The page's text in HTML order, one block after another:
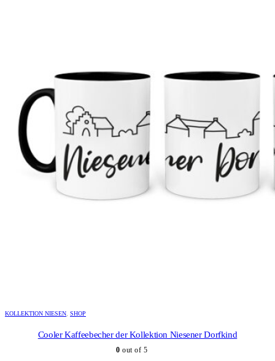
KOLLEKTION NIESEN SHOP
Cooler Kaffeebecher der Kollektion Niesener Dorfkind
0 out of 5